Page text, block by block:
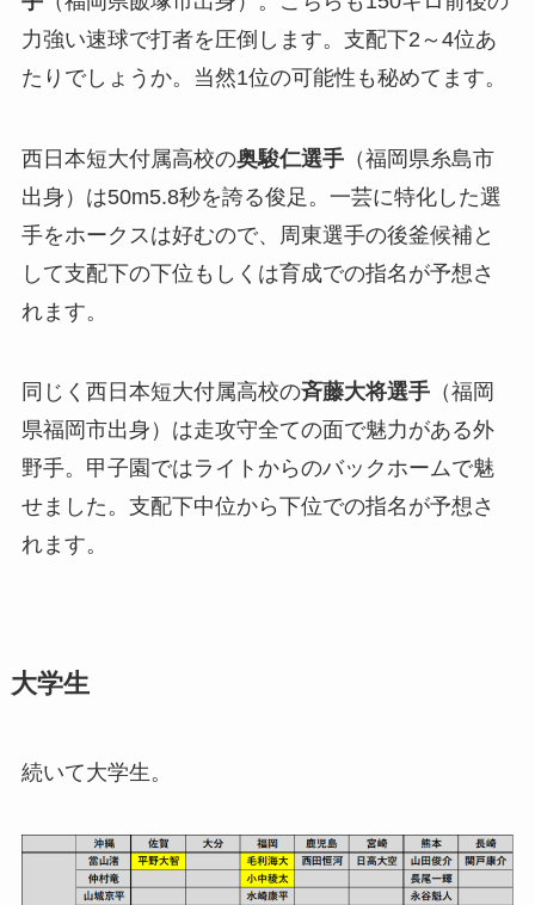
力強い速球で打者を圧倒します。支配下2～4位あ
たりでしょうか。当然1位の可能性も秘めてます。
西日本短大付属高校の奥駿仁選手（福岡県糸島市
出身）は50m5.8秒を誇る俊足。一芸に特化した選
手をホークスは好むので、周東選手の後釜候補と
して支配下の下位もしくは育成での指名が予想さ
れます。
同じく西日本短大付属高校の斉藤大将選手（福岡
県福岡市出身）は走攻守全ての面で魅力がある外
野手。甲子園ではライトからのバックホームで魅
せました。支配下中位から下位での指名が予想さ
れます。
大学生
続いて大学生。